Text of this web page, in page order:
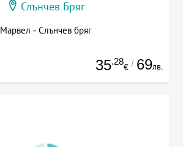
Слънчев Бряг
Марвел - Слънчев бряг
35.28
€ / 69лв.